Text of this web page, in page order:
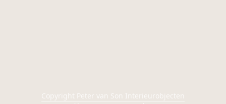
Copyright Peter van Son Interieurobjecten